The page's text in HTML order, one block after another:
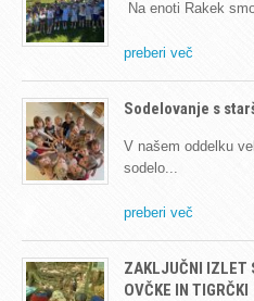
Na enoti Rakek
preberi več
Sodelovanje s
V našem oddelku
sodelo
preberi več
ZAKLJUČNI IZLET
OVČKE IN TIGRČKI